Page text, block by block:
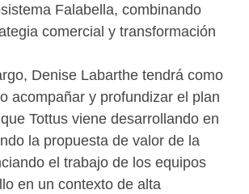
Falabella, combinando
comercial y transformación
Denise Labarthe tendrá como
acompañar y profundizar el plan
Tottus viene desarrollando en
la propuesta de valor de la
el trabajo de los equipos
en un contexto de alta